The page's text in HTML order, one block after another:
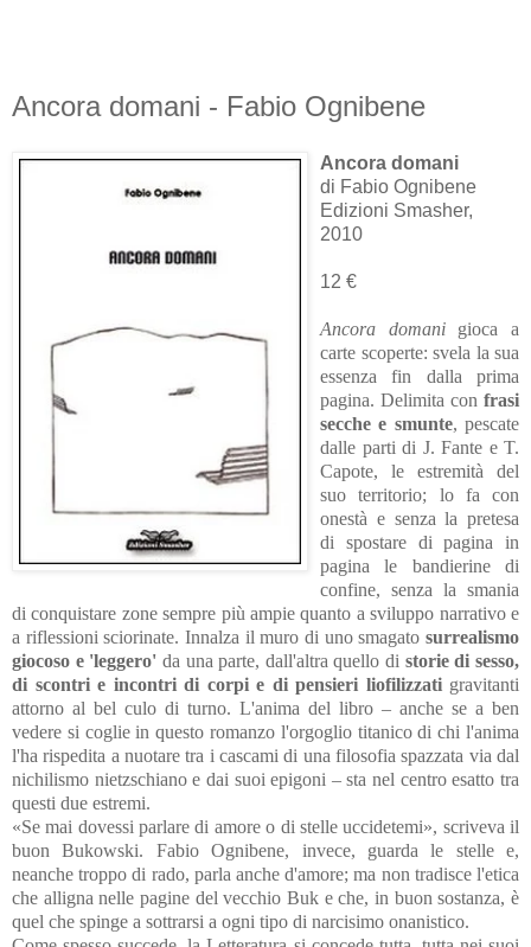
Ancora domani - Fabio Ognibene
Ancora domani
di Fabio Ognibene
Edizioni Smasher,
2010
12 €
Ancora domanigioca a
carte scoperte: svela la sua
essenza fin dalla prima
pagina. Delimita con frasi
secche e smunte, pescate
dalle parti di J. Fante e T.
Capote, le estremità del
suo territorio; lo fa con
onestà e senza la pretesa
di spostare di pagina in
pagina le bandierine di
confine, senza la smania
di conquistare zone sempre più ampie quanto a sviluppo narrativo e
a riflessioni sciorinate. Innalza il muro di uno smagato surrealismo
giocoso e 'leggero' da una parte, dall'altra quello di storie di sesso,
di scontri e incontri di corpi e di pensieri liofilizzatigravitanti
attorno al bel culo di turno. L'anima del libro – anche se a ben
vedere si coglie in questo romanzo l'orgoglio titanico di chi l'anima
l'ha rispedita a nuotare tra i cascami di una filosofia spazzata via dal
nichilismo nietzschiano e dai suoi epigoni – sta nel centro esatto tra
questi due estremi.
«Se mai dovessi parlare di amore o di stelle uccidetemi», scriveva il
buon Bukowski. Fabio Ognibene, invece, guarda le stelle e,
neanche troppo di rado, parla anche d'amore; ma non tradisce l'etica
che alligna nelle pagine del vecchio Buk e che, in buon sostanza, è
quel che spinge a sottrarsi a ogni tipo di narcisimo onanistico.